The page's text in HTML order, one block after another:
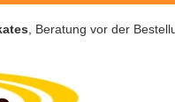
, Beratung vor der